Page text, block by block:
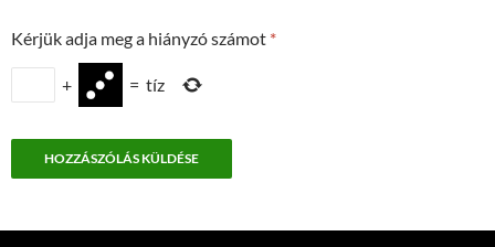
Kérjük adja meg a hiányzó számot *
+ = tíz